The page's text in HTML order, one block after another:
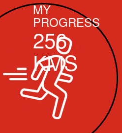
MY
PROGRESS
256
KMS